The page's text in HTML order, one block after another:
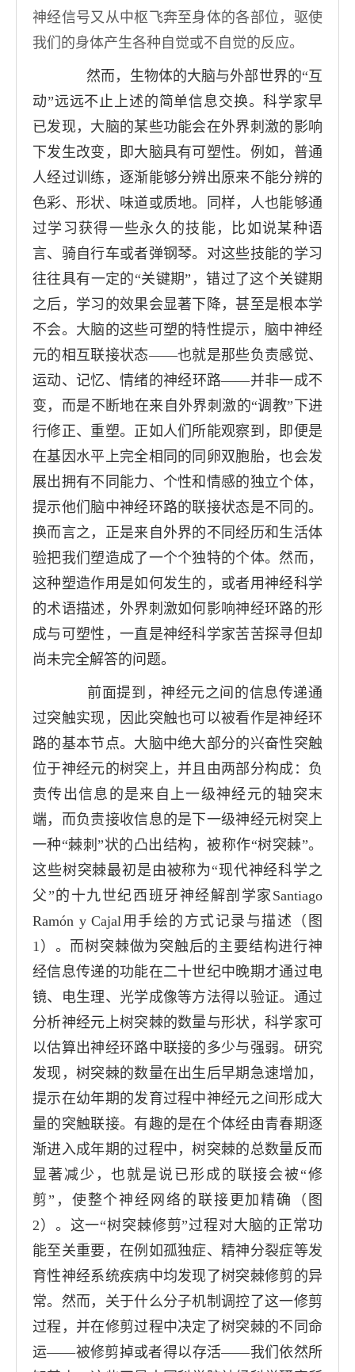
神经信号又从中枢飞奔至身体的各部位，驱使
我们的身体产生各种自觉或不自觉的反应。
然而，生物体的大脑与外部世界的“互
动”远远不止上述的简单信息交换。科学家早
已发现，大脑的某些功能会在外界刺激的影响
下发生改变，即大脑具有可塑性。例如，普通
人经过训练，逐渐能够分辨出原来不能分辨的
色彩、形状、味道或质地。同样，人也能够通
过学习获得一些永久的技能，比如说某种语
言、骑自行车或者弹钢琴。对这些技能的学习
往往具有一定的“关键期”，错过了这个关键期
之后，学习的效果会显著下降，甚至是根本学
不会。大脑的这些可塑的特性提示，脑中神经
元的相互联接状态——也就是那些负责感觉、
运动、记忆、情绪的神经环路——并非一成不
变，而是不断地在来自外界刺激的“调教”下进
行修正、重塑。正如人们所能观察到，即便是
在基因水平上完全相同的同卵双胞胎，也会发
展出拥有不同能力、个性和情感的独立个体，
提示他们脑中神经环路的联接状态是不同的。
换而言之，正是来自外界的不同经历和生活体
验把我们塑造成了一个个独特的个体。然而，
这种塑造作用是如何发生的，或者用神经科学
的术语描述，外界刺激如何影响神经环路的形
成与可塑性，一直是神经科学家苦苦探寻但却
尚未完全解答的问题。
前面提到，神经元之间的信息传递通
过突触实现，因此突触也可以被看作是神经环
路的基本节点。大脑中绝大部分的兴奋性突触
位于神经元的树突上，并且由两部分构成：负
责传出信息的是来自上一级神经元的轴突末
端，而负责接收信息的是下一级神经元树突上
一种“棘刺”状的凸出结构，被称作“树突棘”。
这些树突棘最初是由被称为“现代神经科学之
父”的十九世纪西班牙神经解剖学家 Santiago
Ramón y Cajal用手绘的方式记录与描述（图
1 ）。而树突棘做为突触后的主要结构进行神
经信息传递的功能在二十世纪中晚期才通过电
镜、电生理、光学成像等方法得以验证。通过
分析神经元上树突棘的数量与形状，科学家可
以估算出神经环路中联接的多少与强弱。研究
发现，树突棘的数量在出生后早期急速增加，
提示在幼年期的发育过程中神经元之间形成大
量的突触联接。有趣的是在个体经由青春期逐
渐进入成年期的过程中，树突棘的总数量反而
显著减少，也就是说已形成的联接会被“修
剪”，使整个神经网络的联接更加精确（图
2 ）。这一“树突棘修剪”过程对大脑的正常功
能至关重要，在例如孤独症、精神分裂症等发
育性神经系统疾病中均发现了树突棘修剪的异
常。然而，关于什么分子机制调控了这一修剪
过程，并在修剪过程中决定了树突棘的不同命
运——被修剪掉或者得以存活——我们依然所